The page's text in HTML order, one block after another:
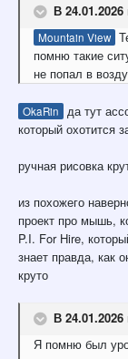
В 24.01.2026
Mountain View
помню такие
не попал в
OkaRin
да тут
который охотится
ручная рисовка
из похожего
проект про мышь,
P.I. For Hire,
знает правда, как
круто
В 24.01.2026
Я помню был